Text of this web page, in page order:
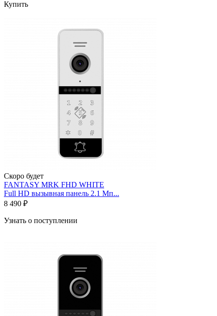
Купить
Скоро будет
FANTASY MRK FHD WHITE
Full HD вызывная панель 2.1 Мп...
8 490 ₽
Узнать о поступлении